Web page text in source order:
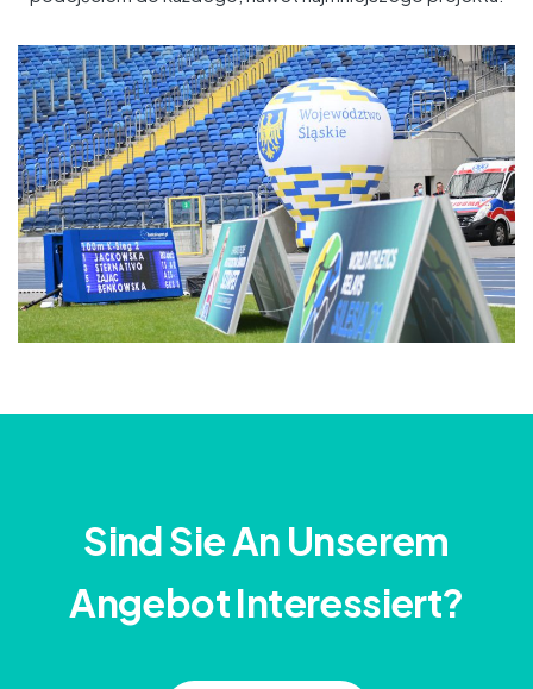
Sind Sie An Unserem
Angebot Interessiert?